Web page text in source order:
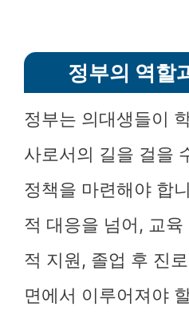
정부의 역할
정부는 의대생들이
사로서의 길을 걸을
정책을 마련해야 합
적 대응을 넘어, 교
적 지원, 졸업 후 진
면에서 이루어져야